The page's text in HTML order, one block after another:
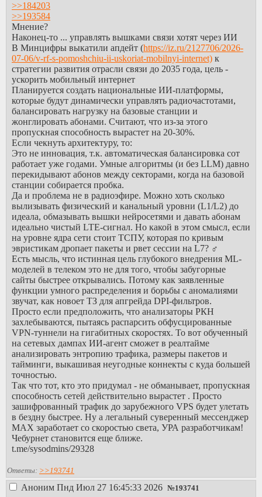
использовать
OutlineVPN:
https://getoutline.org
OutlineVPN
активистами
Google на базе
shadowsocks-libev и
максимально
адаптирован для
установки.
NB!Голый
shadowsocks, как и
детектится даже в
Wireshark, что в
принципе было
давно ожидаемо.
- Исследования:
1. Исследование
блокировок GFW:
https://gfw.report/blog/
2. Исследование
производительности
проксей, VPN и
обфускаторов:
https://habr.com/ru/
TL;DR:
Shadowsocks >
WireGuard > SSH >
OutlineVPN >
StrongSwan >
OpenVPN (UDP) >
OpenVPN (TCP) >
всё остальное
1.shadowsocks-
>>184203
>>193584
Мнение?
Наконец-то ‍... управлять вышками связи хотят через ИИ
В Минцифры выкатили апдейт (https://iz.ru/2127706/2026-
07-06/v-rf-s-pomoshchiu-ii-uskoriat-mobilnyi-internet) к
стратегии развития отрасли связи до 2035 года, цель -
ускорить мобильный интернет
Планируется создать национальные ИИ-платформы,
которые будут динамически управлять радиочастотами,
балансировать нагрузку на базовые станции и
жонглировать абонами. Считают, что из-за этого
пропускная способность вырастет на 20-30%.
Если чекнуть архитектуру, то:
Это не инновация, т.к. автоматическая балансировка сот
работает уже годами. Умные алгоритмы (и без LLM) давно
перекидывают абонов между секторами, когда на базовой
станции собирается пробка.
Да и проблема не в радиоэфире. Можно хоть сколько
вылизывать физический и канальный уровни (L1/L2) до
идеала, обмазывать вышки нейросетями и давать абонам
идеально чистый LTE-сигнал. Но какой в этом смысл, если
на уровне ядра сети стоит ТСПУ, которая по кривым
эвристикам дропает пакеты и рвет сессии на L7? ‍♂️
Есть мысль, что истинная цель глубокого внедрения ML-
моделей в телеком это не для того, чтобы забугорные
сайты быстрее открывались. Потому как заявленные
функции умного распределения и борьбы с аномалиями
звучат, как новоет ТЗ для апгрейда DPI-фильтров.
Просто если предположить, что анализаторы РКН
захлебываются, пытаясь распарсить обфусцированные
VPN-туннели на гигабитных скоростях. То вот обученный
на сетевых дампах ИИ-агент сможет в реалтайме
анализировать энтропию трафика, размеры пакетов и
тайминги, выкашивая неугодные коннекты с куда большей
точностью.
Так что тот, кто это придумал - не обманывает, пропускная
способность сетей действительно вырастет . Просто
зашифрованный трафик до зарубежного VPS будет улетать
в бездну быстрее. Ну а легальный суверенный мессенджер
MAX заработает со скоростью света, УРА разработчикам!
Чебурнет становится еще ближе.
t.me/sysodmins/29328
Ответы: >>193741
Аноним Пнд Июл 27 16:45:33 2026 №193741